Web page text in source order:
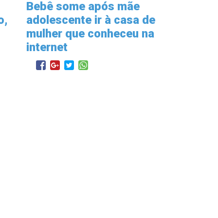
Bebê some após mãe
adolescente ir à casa de
mulher que conheceu na
internet